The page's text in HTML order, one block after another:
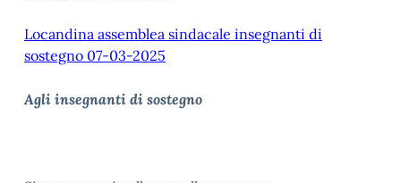
Locandina assemblea sindacale insegnanti di
sostegno 07-03-2025
Agli insegnanti di sostegno